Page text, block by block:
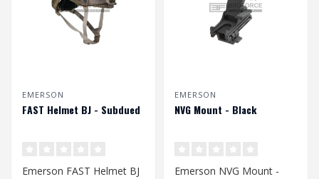
EMERSON
FAST Helmet BJ - Subdued
Emerson FAST Helmet BJ
EMERSON
NVG Mount - Black
Emerson NVG Mount -